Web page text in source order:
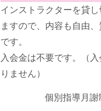
インストラクターを貸し
ますので、内容も自由
です。
入会金は不要です。（
りません）
個別指導月謝